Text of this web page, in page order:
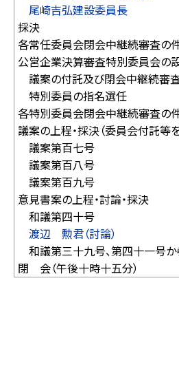
尾崎吉弘建設委員長
採決
各常任委員会閉会中継続審査の
公営企業決算審査特別委員会の
議案の付託及び閉会中継続審
特別委員の指名選任
各特別委員会閉会中継続審査の
議案の上程・採決（委員会付託等
議案第百七号
議案第百八号
議案第百九号
意見書案の上程・討論・採決
和議第四十号
渡辺 勲君（討論）
和議第三十九号、第四十一号
閉 会（午後十時十五分）